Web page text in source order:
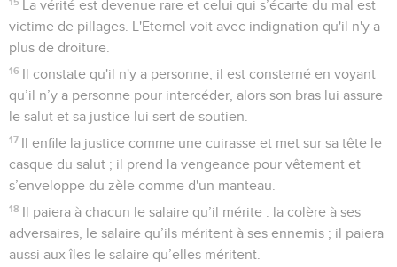
La vérité est devenue rare et celui qui s’écarte du mal est
victime de pillages. L'Eternel voit avec indignation qu'il n'y a
plus de droiture.
16 Il constate qu'il n'y a personne, il est consterné en voyant
qu’il n’y a personne pour intercéder, alors son bras lui assure
le salut et sa justice lui sert de soutien.
17 Il enfile la justice comme une cuirasse et met sur sa tête le
casque du salut ; il prend la vengeance pour vêtement et
s’enveloppe du zèle comme d'un manteau.
18 Il paiera à chacun le salaire qu’il mérite : la colère à ses
adversaires, le salaire qu’ils méritent à ses ennemis ; il paiera
aussi aux îles le salaire qu’elles méritent.